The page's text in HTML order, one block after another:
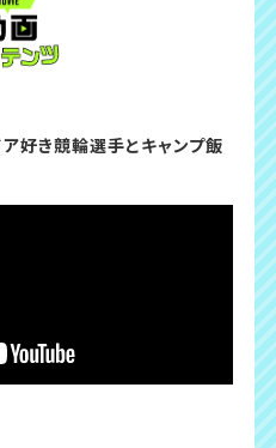
ア好き競輪選手とキャンプ飯